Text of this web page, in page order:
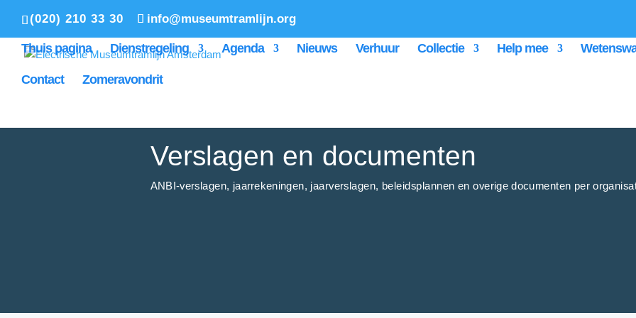
(020) 210 33 30 info@museumtramlijn.org
Thuis pagina Dienstregeling Agenda Nieuws Verhuur Collectie Help mee
Contact Zomeravondrit
Over ons
Verslagen en documenten
ANBI-verslagen, jaarrekeningen, jaarverslagen, beleidsplannen en overige documenten per